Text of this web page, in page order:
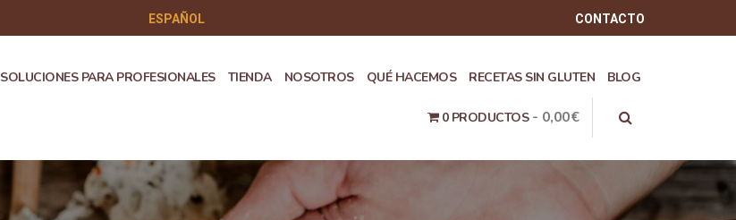
CONTACTO
ESPAÑOL
SOLUCIONES PARA PROFESIONALES TIENDA NOSOTROS QUÉ HACEMOS RECETAS SIN GLUTEN BLOG
0 PRODUCTOS 0,00€